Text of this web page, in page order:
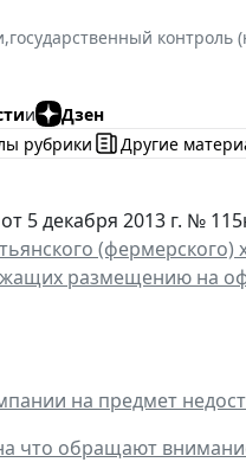
,государственный контроль
и
Дзен
рубрики
Другие
5 декабря 2013 г. №
(фермерского)
размещению на
на предмет
что обращают